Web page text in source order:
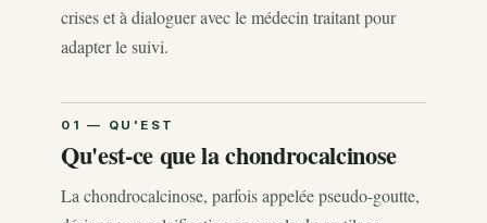
crises et à dialoguer avec le médecin traitant pour
adapter le suivi.
Qu'est-ce que la chondrocalcinose
La chondrocalcinose, parfois appelée pseudo-goutte,